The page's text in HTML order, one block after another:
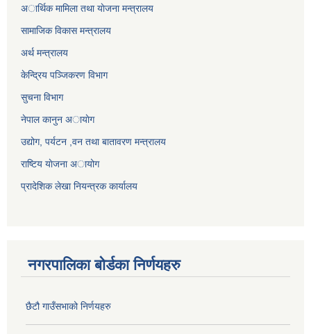
अार्थिक मामिला तथा याेजना मन्त्रालय
सामाजिक विकास मन्त्रालय
अर्थ मन्त्रालय
केन्द्रिय पञ्जिकरण विभाग
सुचना विभाग
नेपाल कानुन अायाेग
उद्योग, पर्यटन ,वन तथा बातावरण मन्त्रालय
राष्टिय याेजना अायोग
प्रादेशिक लेखा नियन्त्रक कार्यालय
नगरपालिका बोर्डका निर्णयहरु
छैटौ गाउँसभाको निर्णयहरु